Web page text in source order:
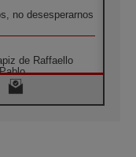
no desesperarnos
de Raffaello
compra con una